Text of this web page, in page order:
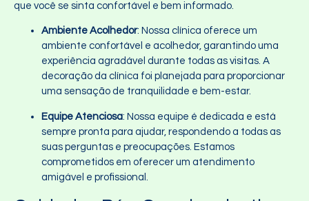
que você se sinta confortável e bem informado.
Ambiente Acolhedor: Nossa clínica oferece um
ambiente confortável e acolhedor, garantindo uma
experiência agradável durante todas as visitas. A
decoração da clínica foi planejada para proporcionar
uma sensação de tranquilidade e bem-estar.
Equipe Atenciosa: Nossa equipe é dedicada e está
sempre pronta para ajudar, respondendo a todas as
suas perguntas e preocupações. Estamos
comprometidos em oferecer um atendimento
amigável e profissional.